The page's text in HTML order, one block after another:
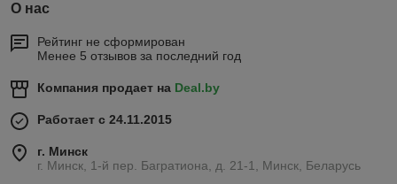
О нас
Рейтинг не сформирован
Менее 5 отзывов за последний год
Компания продает на Deal.by
Работает с 24.11.2015
г. Минск
г. Минск, 1-й пер. Багратиона, д. 21-1, Минск, Беларусь